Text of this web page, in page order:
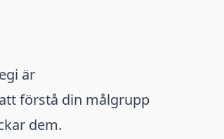
är
förstå din målgrupp
dem.